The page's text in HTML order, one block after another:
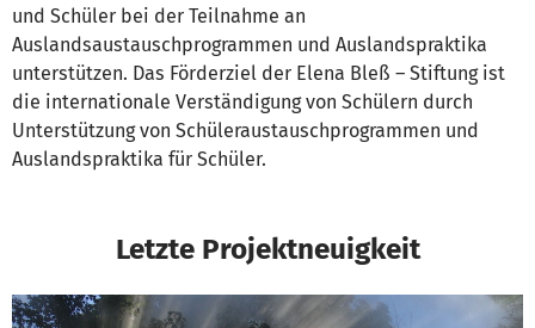
und Schüler bei der Teilnahme an
Auslandsaustauschprogrammen und Auslandspraktika
unterstützen. Das Förderziel der Elena Bleß – Stiftung ist
die internationale Verständigung von Schülern durch
Unterstützung von Schüleraustauschprogrammen und
Auslandspraktika für Schüler.
Letzte Projektneuigkeit